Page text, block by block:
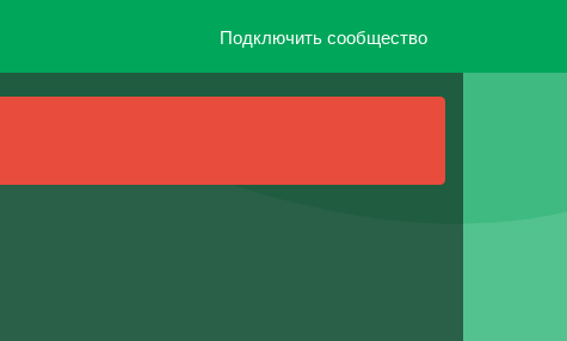
Подключить сообщество